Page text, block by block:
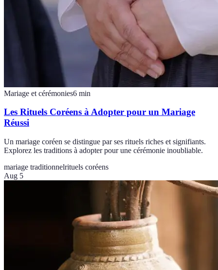
Mariage et cérémonies6 min
Les Rituels Coréens à Adopter pour un Mariage
Réussi
Un mariage coréen se distingue par ses rituels riches et signifiants.
Explorez les traditions à adopter pour une cérémonie inoubliable.
mariage traditionnelrituels coréens
Aug 5